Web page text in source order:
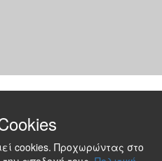
cookies. Προχωρώντας στο